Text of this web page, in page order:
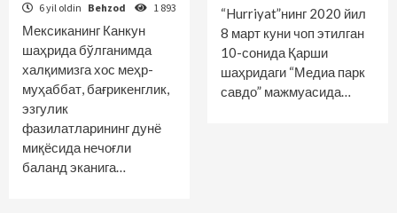
6 yil oldin Behzod 1 893
Мексиканинг Канкун
шаҳрида бўлганимда
халқимизга хос меҳр-
муҳаббат, бағрикенглик,
эзгулик
фазилатларининг дунё
миқёсида нечоғли
баланд эканига…
“Hurriyat”нинг 2020 йил
8 март куни чоп этилган
10-сонида Қарши
шаҳридаги “Медиа парк
савдо” мажмуасида…